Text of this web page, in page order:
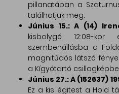
pillanatában a
találhatjuk meg.
Június 15.: A (14)
kisbolygó 12:08-
szembenállásba a
magnitúdós látszó
a Kígyótartó
Június 27.: A (152637)
Ez a kis égitest a Hold